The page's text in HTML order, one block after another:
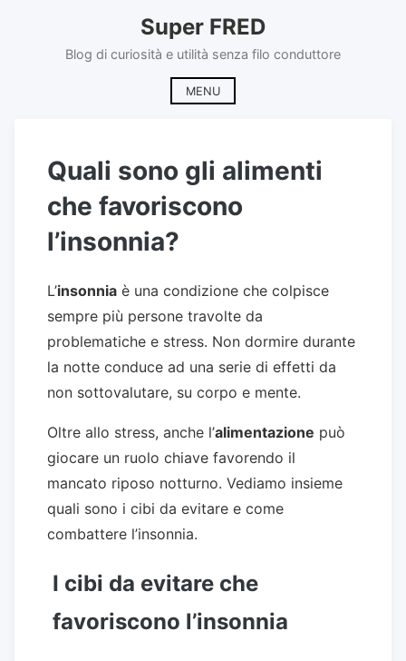
Super FRED
Blog di curiosità e utilità senza filo conduttore
MENU
Quali sono gli alimenti
che favoriscono
l’insonnia?
L’insonnia è una condizione che colpisce
sempre più persone travolte da
problematiche e stress. Non dormire durante
la notte conduce ad una serie di effetti da
non sottovalutare, su corpo e mente.
Oltre allo stress, anche l’alimentazione può
giocare un ruolo chiave favorendo il
mancato riposo notturno. Vediamo insieme
quali sono i cibi da evitare e come
combattere l’insonnia.
I cibi da evitare che
favoriscono l’insonnia